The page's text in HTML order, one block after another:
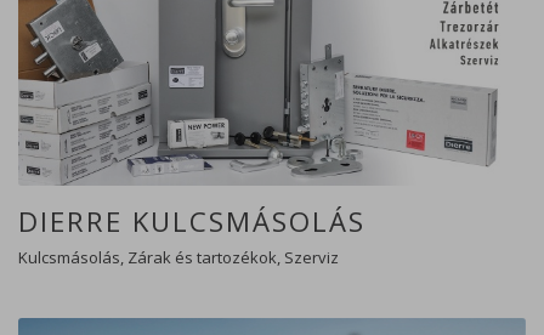
DIERRE KULCSMÁSOLÁS
Kulcsmásolás, Zárak és tartozékok, Szerviz